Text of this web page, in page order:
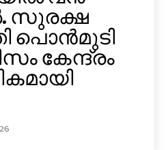
സുരക്ഷ
പൊൻമുടി
കേന്ദ്രം